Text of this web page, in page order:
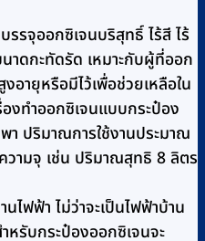
รจุออกซิเจนบริสุทธิ์ ไร้สี ไร้
าดกะทัดรัด เหมาะกับผู้ที่ออก
ายุหรือมีไว้เพื่อช่วยเหลือใน
งทำออกซิเจนแบบกระป๋อง
า ปริมาณการใช้งานประมาณ
ามจุ เช่น ปริมาณสุทธิ 8 ลิตร
ไฟฟ้า ไม่ว่าจะเป็นไฟฟ้าบ้าน
หรับกระป๋องออกซิเจนจะ